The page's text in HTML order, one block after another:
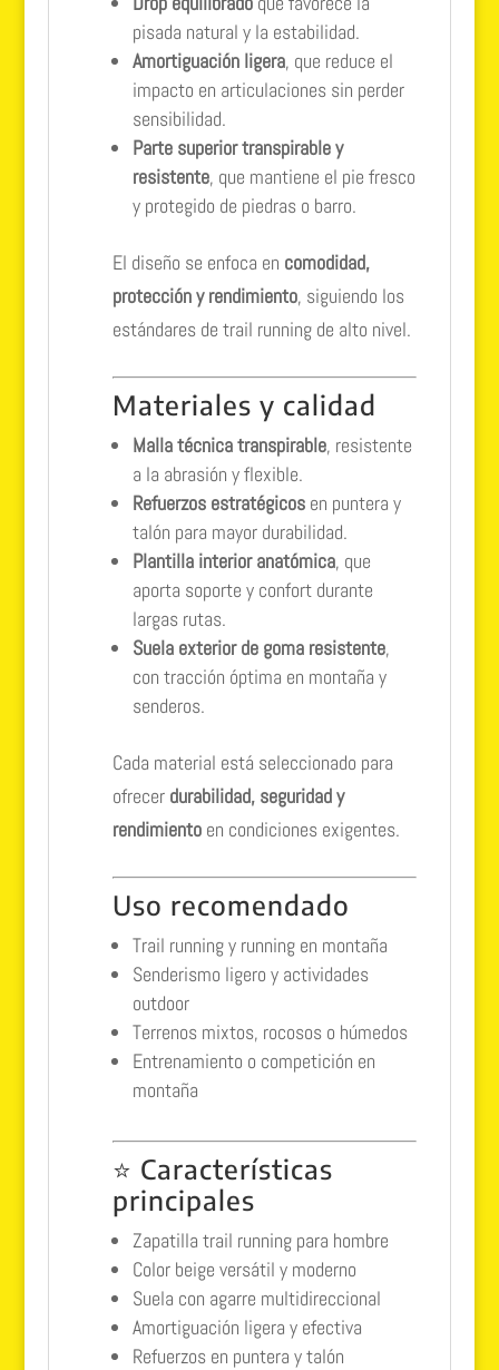
pisada natural y la estabilidad.
Amortiguación ligera, que reduce el
impacto en articulaciones sin perder
sensibilidad.
Parte superior transpirable y
resistente, que mantiene el pie fresco
y protegido de piedras o barro.
El diseño se enfoca en comodidad,
protección y rendimiento, siguiendo los
estándares de trail running de alto nivel.
Materiales y calidad
Malla técnica transpirable, resistente
a la abrasión y flexible.
Refuerzos estratégicosen puntera y
talón para mayor durabilidad.
Plantilla interior anatómica, que
aporta soporte y confort durante
largas rutas.
Suela exterior de goma resistente,
con tracción óptima en montaña y
senderos.
Cada material está seleccionado para
ofrecer durabilidad, seguridad y
rendimientoen condiciones exigentes.
Uso recomendado
Trail running y running en montaña
Senderismo ligero y actividades
outdoor
Terrenos mixtos, rocosos o húmedos
Entrenamiento o competición en
montaña
⭐ Características
principales
Zapatilla trail running para hombre
Color beige versátil y moderno
Suela con agarre multidireccional
Amortiguación ligera y efectiva
Refuerzos en puntera y talón